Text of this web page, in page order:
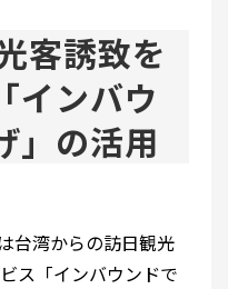
客誘致を
インバウ
」の活用
台湾からの訪日観光
ス「インバウンドで